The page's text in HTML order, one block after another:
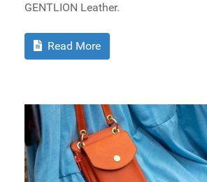
GENTLION Leather.
Read More